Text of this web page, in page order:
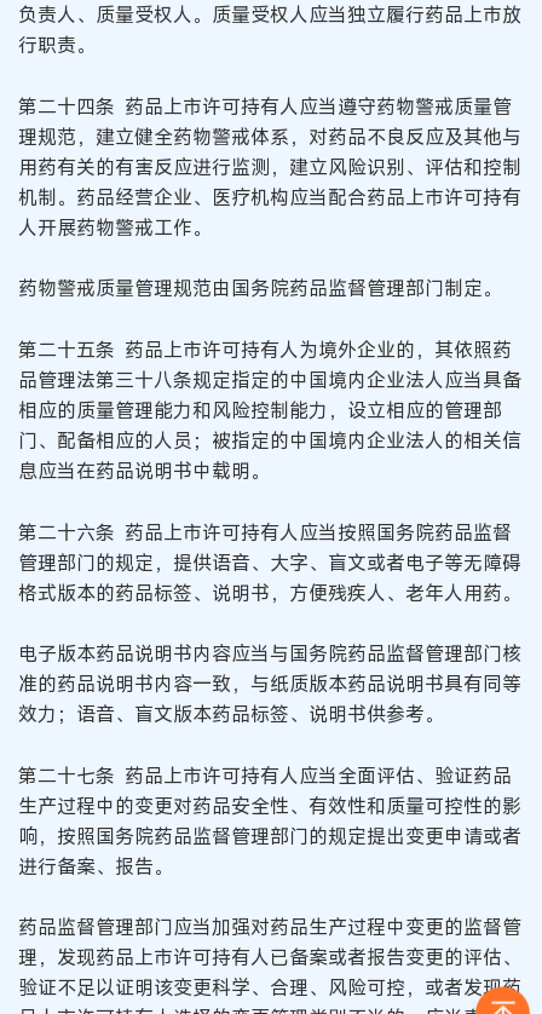
负责人、质量受权人。质量受权人应当独立履行药品上市放
行职责。
第二十四条 药品上市许可持有人应当遵守药物警戒质量管
理规范，建立健全药物警戒体系，对药品不良反应及其他与
用药有关的有害反应进行监测，建立风险识别、评估和控制
机制。药品经营企业、医疗机构应当配合药品上市许可持有
人开展药物警戒工作。
药物警戒质量管理规范由国务院药品监督管理部门制定。
第二十五条 药品上市许可持有人为境外企业的，其依照药
品管理法第三十八条规定指定的中国境内企业法人应当具备
相应的质量管理能力和风险控制能力，设立相应的管理部
门、配备相应的人员；被指定的中国境内企业法人的相关信
息应当在药品说明书中载明。
第二十六条 药品上市许可持有人应当按照国务院药品监督
管理部门的规定，提供语音、大字、盲文或者电子等无障碍
格式版本的药品标签、说明书，方便残疾人、老年人用药。
电子版本药品说明书内容应当与国务院药品监督管理部门核
准的药品说明书内容一致，与纸质版本药品说明书具有同等
效力；语音、盲文版本药品标签、说明书供参考。
第二十七条 药品上市许可持有人应当全面评估、验证药品
生产过程中的变更对药品安全性、有效性和质量可控性的影
响，按照国务院药品监督管理部门的规定提出变更申请或者
进行备案、报告。
药品监督管理部门应当加强对药品生产过程中变更的监督管
理，发现药品上市许可持有人已备案或者报告变更的评估、
验证不足以证明该变更科学、合理、风险可控，或者发现药